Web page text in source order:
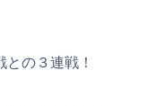
の３連戦！